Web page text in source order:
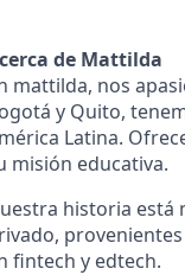
de Mattilda
mattilda, nos
y Quito,
Latina.
misión educativa.
historia está
fintech y edtech.